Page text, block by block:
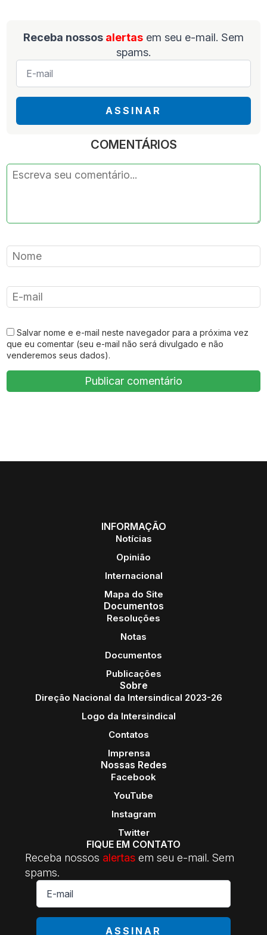
Receba nossos alertas em seu e-mail. Sem
spams.
E-
mail
ASSINAR
COMENTÁRIOS
Salvar nome e e-mail neste navegador para a próxima vez
que eu comentar (seu e-mail não será divulgado e não
venderemos seus dados).
INFORMAÇÃO
Notícias
Opinião
Internacional
Mapa do Site
Documentos
Resoluções
Notas
Documentos
Publicações
Sobre
Direção Nacional da Intersindical 2023-26
Logo da Intersindical
Contatos
Imprensa
Nossas Redes
Facebook
YouTube
Instagram
Twitter
FIQUE EM CONTATO
Receba nossos alertas em seu e-mail. Sem
spams.
E-
mail
*
ASSINAR